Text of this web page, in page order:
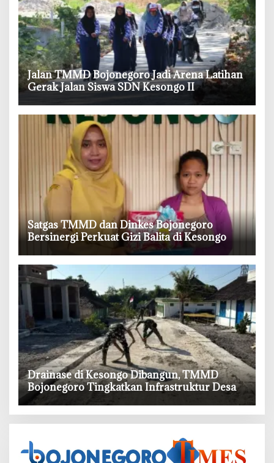
‎Jalan TMMD Bojonegoro Jadi Arena Latihan
Gerak Jalan Siswa SDN Kesongo II
‎Satgas TMMD dan Dinkes Bojonegoro
Bersinergi Perkuat Gizi Balita di Kesongo
‎Drainase di Kesongo Dibangun, TMMD
Bojonegoro Tingkatkan Infrastruktur Desa